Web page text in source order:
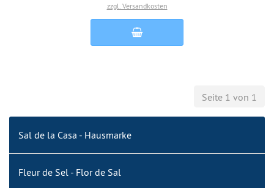
zzgl. Versandkosten
Seite 1 von 1
Sal de la Casa - Hausmarke
Fleur de Sel - Flor de Sal